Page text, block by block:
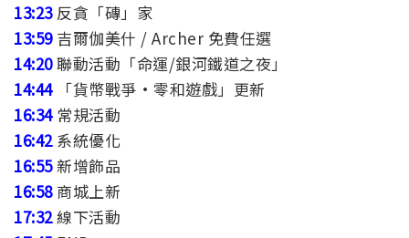
13:23反貪「磚」家
13:59吉爾伽美什 / Archer 免費任選
14:20聯動活動「命運/銀河鐵道之夜」
14:44
「貨幣戰爭·零和遊戲」更新
16:34 常規活動
16:42系統優化
16:55新增飾品
16:58 商城上新
17:32線下活動